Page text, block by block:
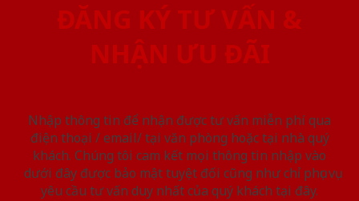
ĐĂNG KÝ TƯ VẤN &
NHẬN ƯU ĐÃI
Nhập thông tin để nhận được tư vấn miễn phí qua
điện thoại / email/ tại văn phòng hoặc tại nhà quý
khách. Chúng tôi cam kết mọi thông tin nhập vào
dưới đây được bảo mật tuyệt đối cũng như chỉ phục vụ
yêu cầu tư vấn duy nhất của quý khách tại đây.